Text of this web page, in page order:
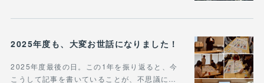
2025年度も、大変お世話になりました！
2025年度最後の日。この1年を振り返ると、今
こうして記事を書いていることが、不思議に…